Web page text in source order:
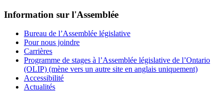
Information sur l'Assemblée
Bureau de l’Assemblée législative
Pour nous joindre
Carrières
Programme de stages à l’Assemblée législative de l’Ontario
(OLIP) (mène vers un autre site en anglais uniquement)
Accessibilité
Actualités